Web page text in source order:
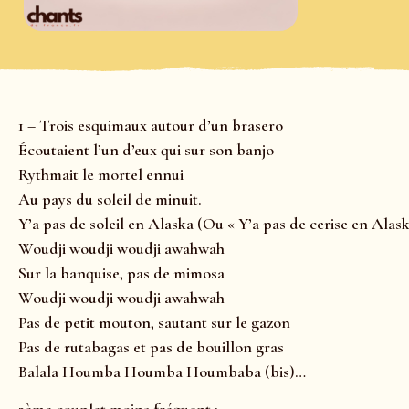
1 – Trois esquimaux autour d’un brasero
Écoutaient l’un d’eux qui sur son banjo
Rythmait le mortel ennui
Au pays du soleil de minuit.
Y’a pas de soleil en Alaska (Ou « Y’a pas de cerise en
Woudji woudji woudji awahwah
Sur la banquise, pas de mimosa
Woudji woudji woudji awahwah
Pas de petit mouton, sautant sur le gazon
Pas de rutabagas et pas de bouillon gras
Balala Houmba Houmba Houmbaba (bis)…